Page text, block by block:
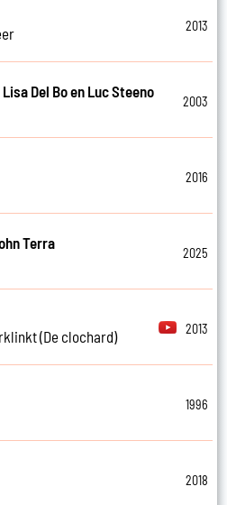
2013
Del Bo en Luc Steeno
2003
2016
Terra
2025
(De clochard)
2013
1996
2018